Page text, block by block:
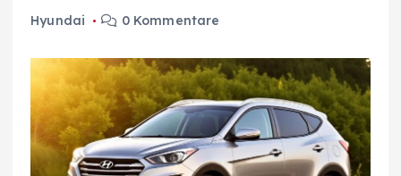
Hyundai 0 Kommentare